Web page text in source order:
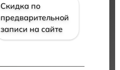
Скидка по
предварительной
записи на сайте